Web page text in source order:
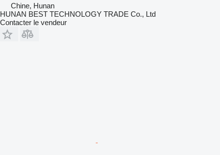
Chine, Hunan
HUNAN BEST TECHNOLOGY TRADE Co., Ltd
Contacter le vendeur